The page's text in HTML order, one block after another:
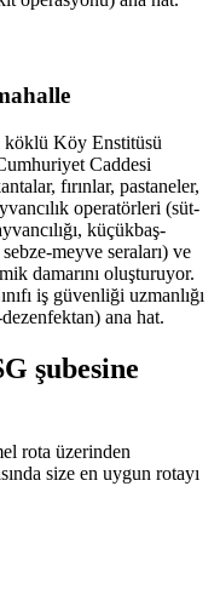
köklü Köy Enstitüsü
Caddesi
fırınlar, pastaneler,
operatörleri (süt-
küçükbaş-
meyve seraları) ve
damarını oluşturuyor.
iş güvenliği uzmanlığı
ana hat.
şubesine
rota üzerinden
size en uygun rotayı